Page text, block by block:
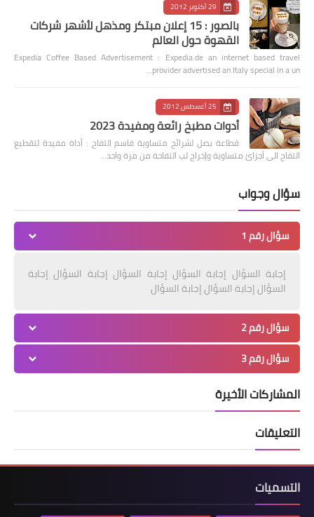
29 أكتوبر 2012
بالصور : 15 إعلان مبتكر ومذهل لأشهر شركات
القهوة حول العالم
Expedia Coffee Based Advertisement : Expedia.de an internet based travel
provider advertised an Italy special in a un…
25 أغسطس 2012
أدوات مطبخ رائعة ومفيدة 2023
قطاعة بصل لشرائح متساوية قاسم التفاح : أداة مفيدة لتقطيع
التفاح الى أجزائ متساوية وإخراج لب التفاحة من مرة واحد…
سؤال وجواب
سؤال رقم 1
إجابة السؤال إجابة السؤال إجابة السؤال إجابة السؤال إجابة
السؤال إجابة السؤال إجابة السؤال
سؤال رقم 2
سؤال رقم 3
المشاركات الأخيرة
التعليقات
التسميات